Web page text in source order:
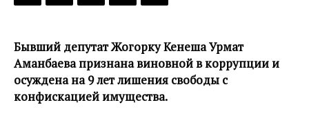
Бывший депутат Жогорку Кенеша Урмат
Аманбаева признана виновной в коррупции и
осуждена на 9 лет лишения свободы с
конфискацией имущества.